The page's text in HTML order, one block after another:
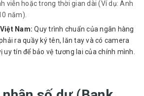
viễn hoặc trong thời gian dài (Ví dụ: Anh
năm).
Nam: Quy trình chuẩn của ngân hàng
ra quầy ký tên, lăn tay và có camera
uy tín để bảo vệ tương lai của chính mình.